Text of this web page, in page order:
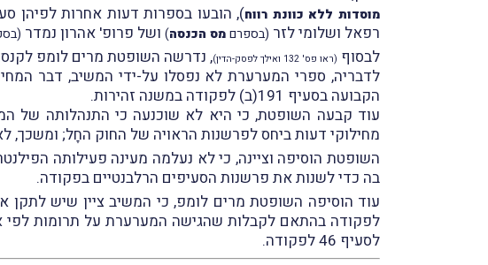
מוסדות ללא כוונת רווח
רפאל ושלומי לזר (בספרםמס הכנסה) ושל פרופ' אהרון נמדר
לבסוף (ראו פס' 132 ואילך לפסק-הדין)
, נדרשה השופטת מרים לומפ לקנסות
לדבריה, ספרי המערערת לא נפסלו על-ידי המשיב, דבר
הקבועה בסעיף 191(ב) לפקודה במשנה זהירות.
עוד קבעה השופטת, כי היא לא שוכנעה כי התנהלותה של
מחילוקי דעות ביחס לפרשנות הראויה של החוק החָל; ומשכך,
השופטת הוסיפה וציינה, כי לא נעלמה מעינה פעילותה
בה כדי לשנות את פרשנות הסעיפים הרלבנטיים בפקודה.
לפקודה בהתאם לקבלות שהגישה המערערת על תרומות לפי
לסעיף 46 לפקודה.